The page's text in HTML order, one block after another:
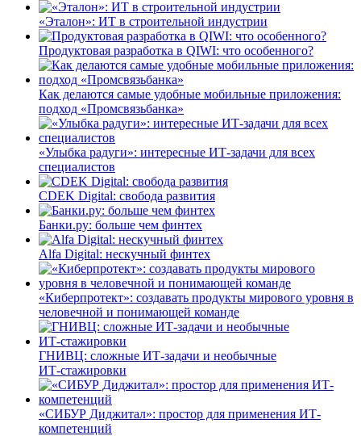
«Эталон»: ИТ в строительной индустрии
Продуктовая разработка в QIWI: что особенного?
Как делаются самые удобные мобильные приложения:
подход «Промсвязьбанка»
«Улыбка радуги»: интересные ИТ-задачи для всех
специалистов
CDEK Digital: свобода развития
Банки.ру: больше чем финтех
Alfa Digital: нескучный финтех
«Киберпротект»: создавать продукты мирового уровня в
человечной и понимающей команде
ГНИВЦ: сложные ИТ‑задачи и необычные
ИТ‑стажировки
«СИБУР Диджитал»: простор для применения ИТ-
компетенций